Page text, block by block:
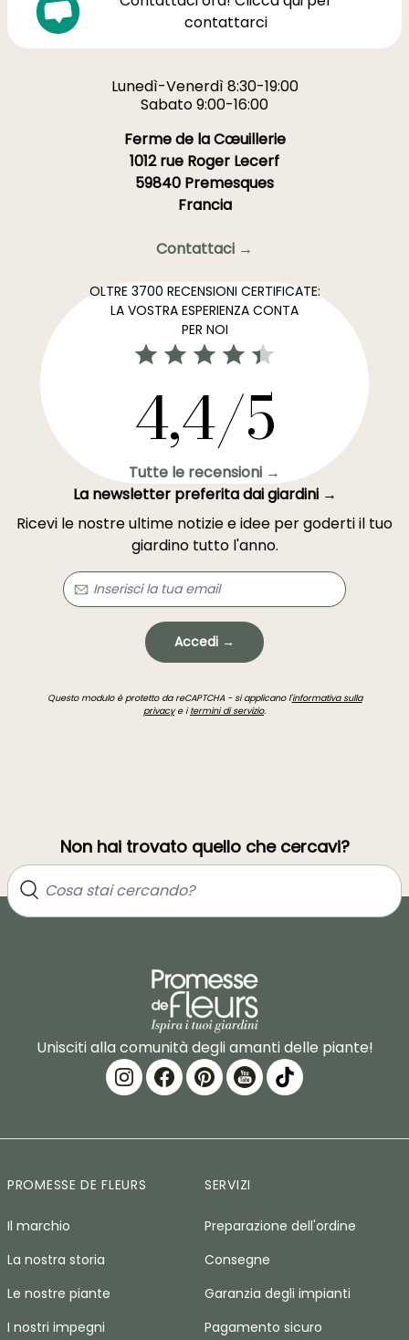
contattarci
Lunedì-Venerdì 8:30-19:00
Sabato 9:00-16:00
Ferme de la Cœuillerie
1012 rue Roger Lecerf
59840 Premesques
Francia
Contattaci →
OLTRE 3700 RECENSIONI CERTIFICATE:
LA VOSTRA ESPERIENZA CONTA
PER NOI
4,4/5
Tutte le recensioni →
La newsletter preferita dai giardini →
Ricevi le nostre ultime notizie e idee per goderti il tuo
giardino tutto l'anno.
Accedi →
Questo modulo è protetto da reCAPTCHA - si applicano l'informativa sulla
privacye itermini di servizio.
Non hai trovato quello che cercavi?
Unisciti alla comunità degli amanti delle piante!
PROMESSE DE FLEURS
Il marchio
La nostra storia
Le nostre piante
I nostri impegni
SERVIZI
Preparazione dell'ordine
Consegne
Garanzia degli impianti
Pagamento sicuro